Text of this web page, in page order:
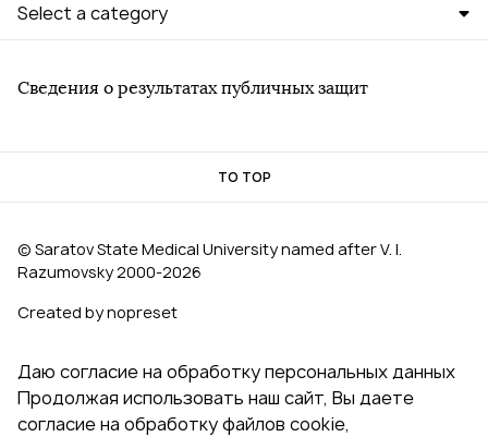
Select a category
Сведения о результатах публичных защит
TO TOP
© Saratov State Medical University named after V. I.
Razumovsky 2000‑2026
Created by nopreset
Даю согласие на обработку персональных данных
Продолжая использовать наш сайт, Вы даете
согласие на обработку файлов cookie,